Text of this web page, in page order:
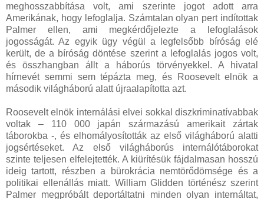
meghosszabbítása volt, ami szerinte jogot adott arra
Amerikának, hogy lefoglalja. Számtalan olyan pert indítottak
Palmer ellen, ami megkérdőjelezte a lefoglalások
jogosságát. Az egyik ügy végül a legfelsőbb bíróság elé
került, de a bíróság döntése szerint a lefoglalás jogos volt,
és összhangban állt a háborús törvényekkel. A hivatal
hírnevét semmi sem tépázta meg, és Roosevelt elnök a
második világháború alatt újraalapította azt.
Roosevelt elnök internálási elvei sokkal diszkriminatívabbak
voltak – 110 000 japán származású amerikait zártak
táborokba -, és elhomályosították az első világháború alatti
jogsértéseket. Az első világháborús internálótáborokat
szinte teljesen elfelejtették. A kiürítésük fájdalmasan hosszú
ideig tartott, részben a bürokrácia nemtörődömsége és a
politikai ellenállás miatt. William Glidden történész szerint
Palmer megpróbált deportáltatni minden olyan internáltat,